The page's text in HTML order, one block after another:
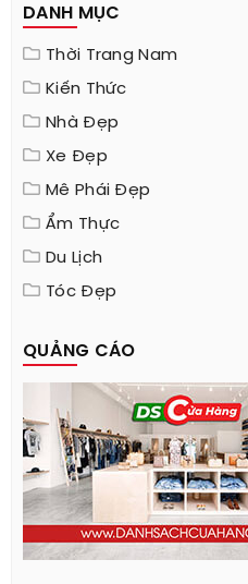
DANH MỤC
Thời Trang Nam
Kiến Thức
Nhà Đẹp
Xe Đẹp
Mê Phái Đẹp
Ẩm Thực
Du Lịch
Tóc Đẹp
QUẢNG CÁO